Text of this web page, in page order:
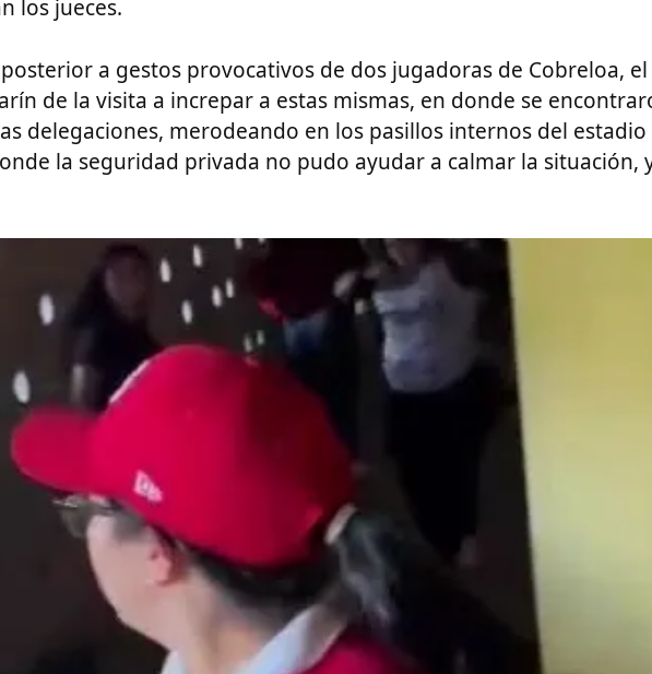
los jueces.
a gestos provocativos de dos jugadoras de Cobreloa, el
de la visita a increpar a estas mismas, en donde se
delegaciones, merodeando en los pasillos internos del estadio
la seguridad privada no pudo ayudar a calmar la situación,